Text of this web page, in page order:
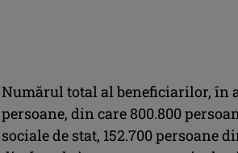
Numărul total al beneficiarilor, în
persoane, din care 800.800
sociale de stat, 152.700